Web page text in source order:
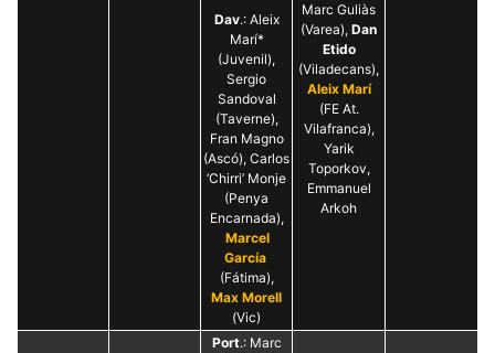
Dav.: Aleix
Marí*
(Juvenil),
Sergio
Sandoval
(Taverne),
Fran Magno
(Ascó), Carlos
‘Chirri’ Monje
(Penya
Encarnada),
Marcel
García
(Fátima),
Max Morell
(Vic)
Marc Guliàs
(Varea), Dan
Etido
(Viladecans),
Aleix Marí
(FE At.
Vilafranca),
Yarik
Toporkov,
Emmanuel
Arkoh
Port.: Marc